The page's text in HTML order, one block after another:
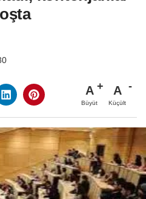
A
Büyüt
A
Küçült